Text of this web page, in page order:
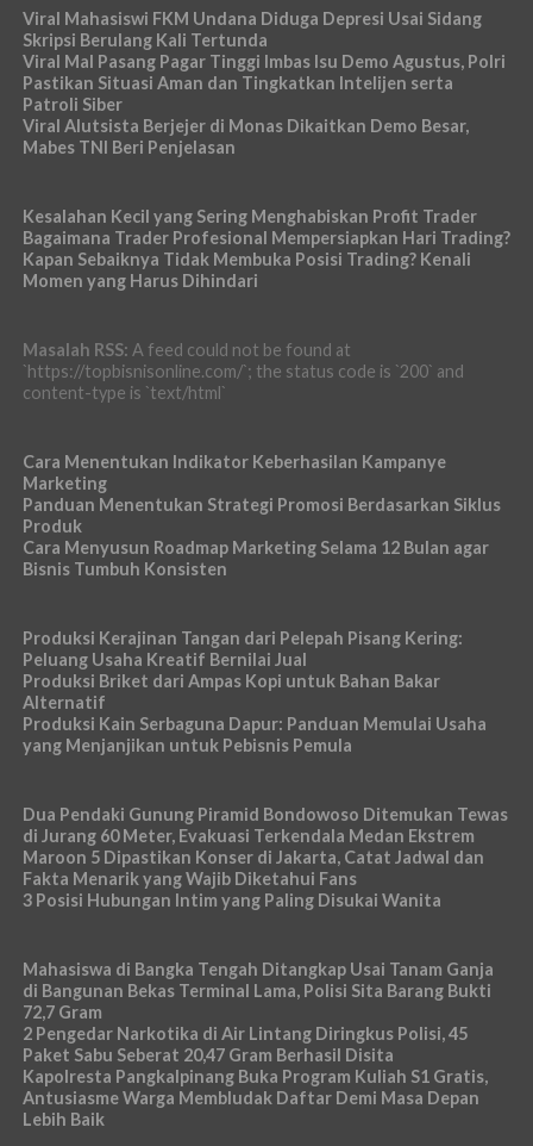
Viral Mahasiswi FKM Undana Diduga Depresi Usai Sidang
Skripsi Berulang Kali Tertunda
Viral Mal Pasang Pagar Tinggi Imbas Isu Demo Agustus, Polri
Pastikan Situasi Aman dan Tingkatkan Intelijen serta
Patroli Siber
Viral Alutsista Berjejer di Monas Dikaitkan Demo Besar,
Mabes TNI Beri Penjelasan
Kesalahan Kecil yang Sering Menghabiskan Profit Trader
Bagaimana Trader Profesional Mempersiapkan Hari Trading?
Kapan Sebaiknya Tidak Membuka Posisi Trading? Kenali
Momen yang Harus Dihindari
Masalah RSS: A feed could not be found at
`https://topbisnisonline.com/`; the status code is `200` and
content-type is `text/html`
Cara Menentukan Indikator Keberhasilan Kampanye
Marketing
Panduan Menentukan Strategi Promosi Berdasarkan Siklus
Produk
Cara Menyusun Roadmap Marketing Selama 12 Bulan agar
Bisnis Tumbuh Konsisten
Produksi Kerajinan Tangan dari Pelepah Pisang Kering:
Peluang Usaha Kreatif Bernilai Jual
Produksi Briket dari Ampas Kopi untuk Bahan Bakar
Alternatif
Produksi Kain Serbaguna Dapur: Panduan Memulai Usaha
yang Menjanjikan untuk Pebisnis Pemula
Dua Pendaki Gunung Piramid Bondowoso Ditemukan Tewas
di Jurang 60 Meter, Evakuasi Terkendala Medan Ekstrem
Maroon 5 Dipastikan Konser di Jakarta, Catat Jadwal dan
Fakta Menarik yang Wajib Diketahui Fans
3 Posisi Hubungan Intim yang Paling Disukai Wanita
Mahasiswa di Bangka Tengah Ditangkap Usai Tanam Ganja
di Bangunan Bekas Terminal Lama, Polisi Sita Barang Bukti
72,7 Gram
2 Pengedar Narkotika di Air Lintang Diringkus Polisi, 45
Paket Sabu Seberat 20,47 Gram Berhasil Disita
Kapolresta Pangkalpinang Buka Program Kuliah S1 Gratis,
Antusiasme Warga Membludak Daftar Demi Masa Depan
Lebih Baik